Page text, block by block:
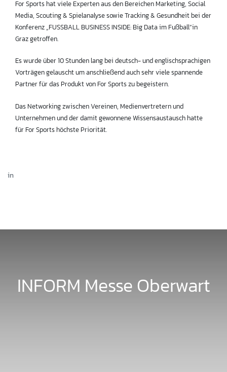
For Sports hat viele Experten aus den Bereichen Marketing, Social
Media, Scouting & Spielanalyse sowie Tracking & Gesundheit bei der
Konferenz „FUSSBALL BUSINESS INSIDE: Big Data im Fußball“in
Graz getroffen.
Es wurde über 10 Stunden lang bei deutsch- und englischsprachigen
Vorträgen gelauscht um anschließend auch sehr viele spannende
Partner für das Produkt von For Sports zu begeistern.
Das Networking zwischen Vereinen, Medienvertretern und
Unternehmen und der damit gewonnene Wissensaustausch hatte
für For Sports höchste Priorität.
in
INFORM Messe Oberwart